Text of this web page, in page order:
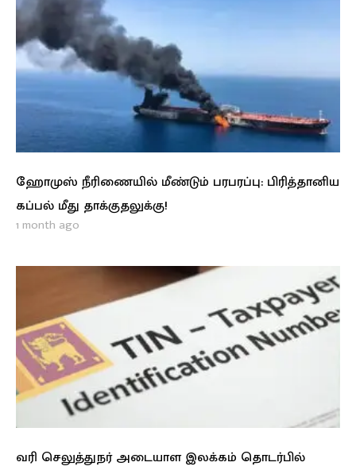
ஹோமுஸ் நீரிணையில் மீண்டும் பரபரப்பு: பிரித்தானிய
கப்பல் மீது தாக்குதலுக்கு!
1 month ago
வரி செலுத்துநர் அடையாள இலக்கம் தொடர்பில்